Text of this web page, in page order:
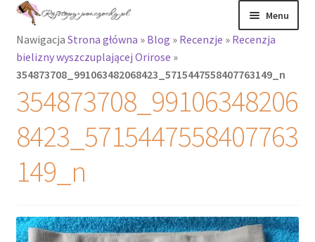
Przejdź
nawigacji
Przejdź
treści
Menu
Rajstopy
Rozwiń
menu
potomne
zakolanówki
Podkolanówki i
Wszystkie
Nawigacja Strona główna » Blog » Recenzje » Recenzja
bielizny wyszczuplającej Orirose »
354873708_991063482068423_5715447558407763149_n
354873708_99106348206
8423_5715447558407763
149_n